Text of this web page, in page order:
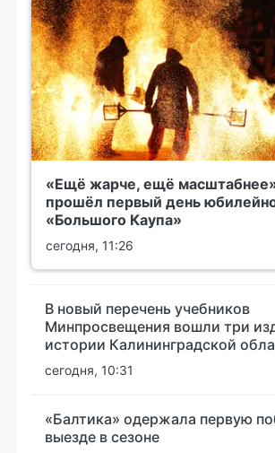
«Ещё жарче, ещё
прошёл первый день
«Большого Каупа»
сегодня, 11:26
В новый перечень учебников
Минпросвещения вошли три
истории Калининградской
сегодня, 10:31
«Балтика» одержала первую
выезде в сезоне